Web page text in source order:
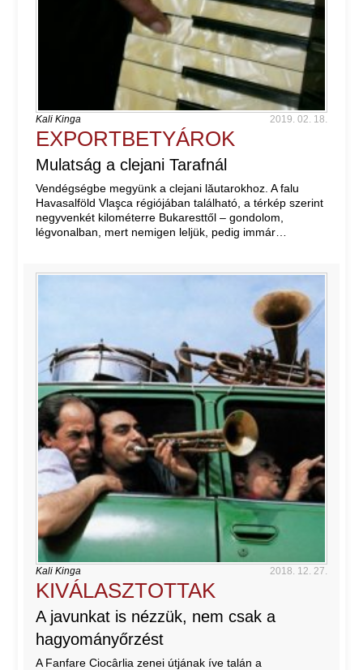
Kali Kinga 2019. 02. 18.
EXPORTBETYÁROK
Mulatság a clejani Tarafnál
Vendégségbe megyünk a clejani lăutarokhoz. A falu
Havasalföld Vlaşca régiójában található, a térkép szerint
negyvenkét kilométerre Bukaresttől – gondolom,
légvonalban, mert nemigen leljük, pedig immár…
Kali Kinga 2018. 12. 27.
KIVÁLASZTOTTAK
A javunkat is nézzük, nem csak a
hagyományőrzést
A Fanfare Ciocârlia zenei útjának íve talán a